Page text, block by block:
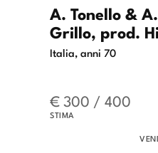
A. Tonello &
Grillo, prod.
Italia, anni 70
€ 300 / 400
STIMA